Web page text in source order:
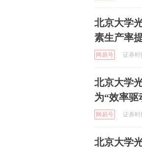
北京大学
素生产率
网易号 证券
北京大学
为“效率驱
网易号 证券
北京大学